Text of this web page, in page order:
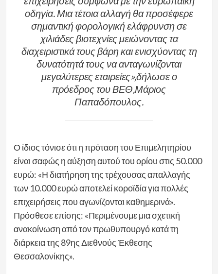
οδηγία. Μια τέτοια αλλαγή θα προσέφερε
σημαντική φορολογική ελάφρυνση σε
χιλιάδες βιοτεχνίες μειώνοντας τα
διαχειριστικά τους βάρη και ενισχύοντας τη
δυνατότητά τους να ανταγωνίζονται
μεγαλύτερες εταιρείες»,δήλωσε ο
πρόεδρος του ΒΕΘ,Μάριος
Παπαδόπουλος.
Ο ίδιος τόνισε ότι η πρόταση του Επιμελητηρίου
είναι σαφώς η αύξηση αυτού του ορίου στις 50.000
ευρώ: «Η διατήρηση της τρέχουσας απαλλαγής
των 10.000 ευρώ αποτελεί κοροϊδία για πολλές
επιχειρήσεις που αγωνίζονται καθημερινά».
Πρόσθεσε επίσης: «Περιμένουμε μια σχετική
ανακοίνωση από τον πρωθυπουργό κατά τη
διάρκεια της 89ης Διεθνούς Έκθεσης
Θεσσαλονίκης».